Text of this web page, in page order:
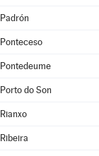
Padrón
Ponteceso
Pontedeume
Porto do Son
Rianxo
Ribeira